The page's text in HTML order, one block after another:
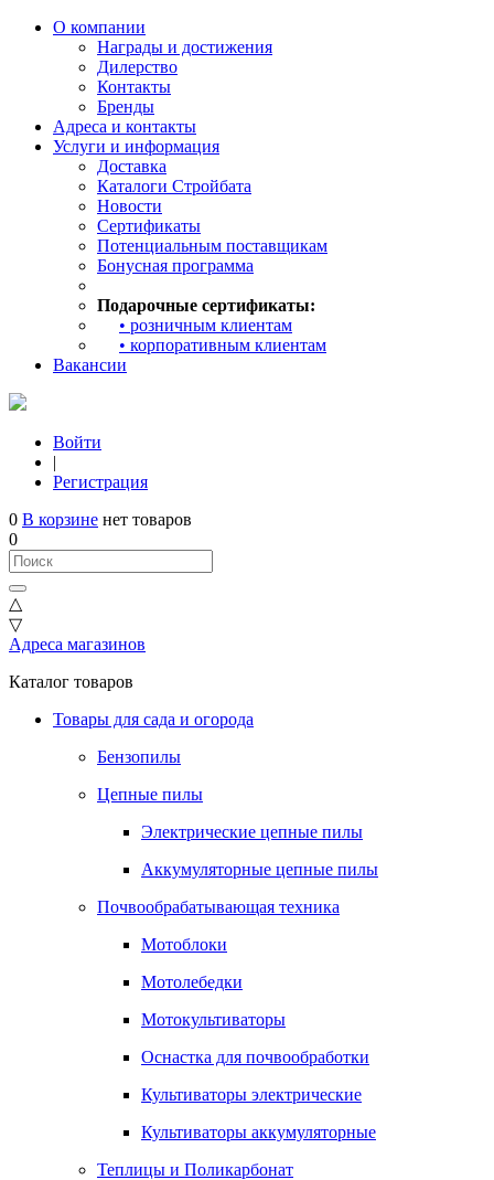
О компании
Награды и достижения
Дилерство
Контакты
Бренды
Адреса и контакты
Услуги и информация
Доставка
Каталоги Стройбата
Новости
Сертификаты
Потенциальным поставщикам
Бонусная программа
Подарочные сертификаты:
• розничным клиентам
• корпоративным клиентам
Вакансии
Войти
|
Регистрация
0 В корзине нет товаров
0
△
▽
Адреса магазинов
Каталог товаров
Товары для сада и огорода
Бензопилы
Цепные пилы
Электрические цепные пилы
Аккумуляторные цепные пилы
Почвообрабатывающая техника
Мотоблоки
Мотолебедки
Мотокультиваторы
Оснастка для почвообработки
Культиваторы электрические
Культиваторы аккумуляторные
Теплицы и Поликарбонат